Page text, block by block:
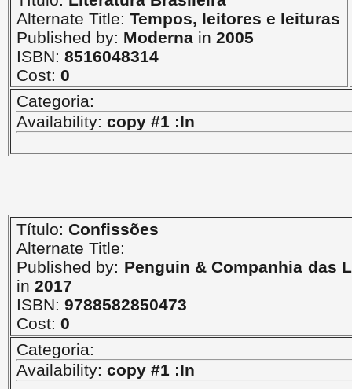
Alternate Title: Tempos, leitores e leituras
Published by: Moderna in 2005
ISBN: 8516048314
Cost: 0
Categoria:
Availability: copy #1 :In
Título: Confissões
Alternate Title:
Published by: Penguin & Companhia das
in 2017
ISBN: 9788582850473
Cost: 0
Categoria:
Availability: copy #1 :In